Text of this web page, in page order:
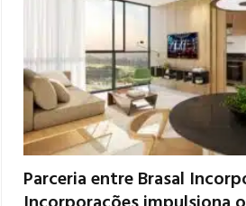
Parceria entre Brasal